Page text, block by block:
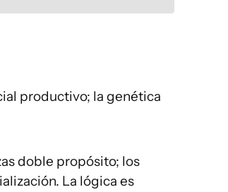
productivo; la genética
doble propósito; los
La lógica es